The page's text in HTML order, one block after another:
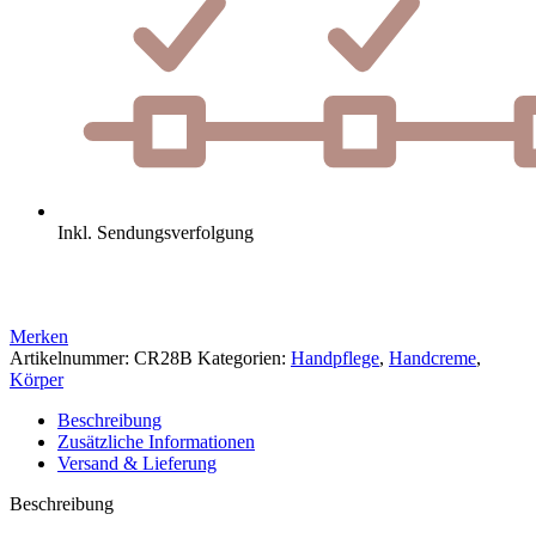
Inkl. Sendungsverfolgung
Merken
Artikelnummer: CR28B Kategorien: Handpflege, Handcreme,
Körper
Beschreibung
Zusätzliche Informationen
Versand & Lieferung
Beschreibung